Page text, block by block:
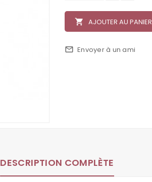
local_grocery_store AJOUTER AU PANIER
mail_outline Envoyer à un ami
DESCRIPTION COMPLÈTE